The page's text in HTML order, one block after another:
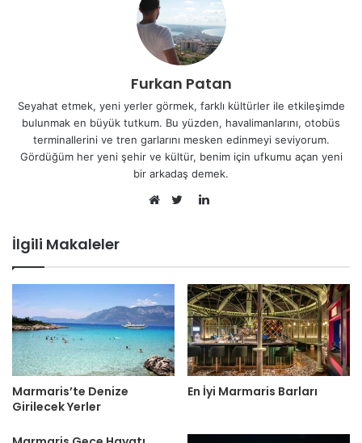
Furkan Patan
Seyahat etmek, yeni yerler görmek, farklı kültürler ile etkileşimde
bulunmak en büyük tutkum. Bu yüzden, havalimanlarını, otobüs
terminallerini ve tren garlarını mesken edinmeyi seviyorum.
Gördüğüm her yeni şehir ve kültür, benim için ufkumu açan yeni
bir arkadaş demek.
LinkedIn
İlgili Makaleler
Marmaris’te Denize
Girilecek Yerler
En İyi Marmaris Barları